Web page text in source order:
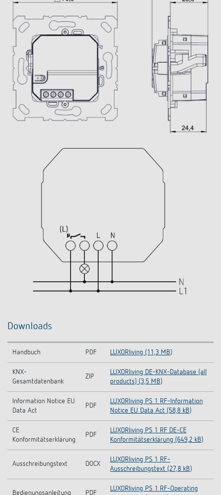
Downloads
Handbuch PDF LUXORliving (11,3 MB)
KNX-
Gesamtdatenbank
ZIP
LUXORliving DE-KNX-Database (all
products) (3,5 MB)
Information Notice EU
Data Act
PDF
LUXORliving PS 1 RF-Information
Notice EU Data Act (58,8 kB)
CE
Konformitätserklärung
PDF
LUXORliving PS 1 RF DE-CE
Konformitätserklärung (649,2 kB)
Ausschreibungstext DOCX
LUXORliving PS 1 RF-
Ausschreibungstext (27,8 kB)
Bedienungsanleitung PDF
LUXORliving PS 1 RF-Operating